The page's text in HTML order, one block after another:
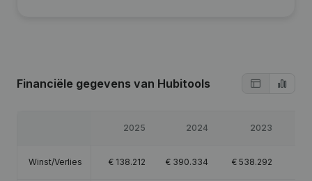
Financiële gegevens van Hubitools
2025 2024 2023
Winst/Verlies € 138.212 € 390.334 € 538.292